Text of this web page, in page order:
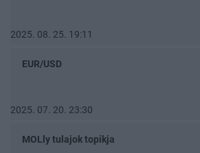
2025. 08. 25. 19:11
EUR/USD
2025. 07. 20. 23:30
MOLly tulajok topikja